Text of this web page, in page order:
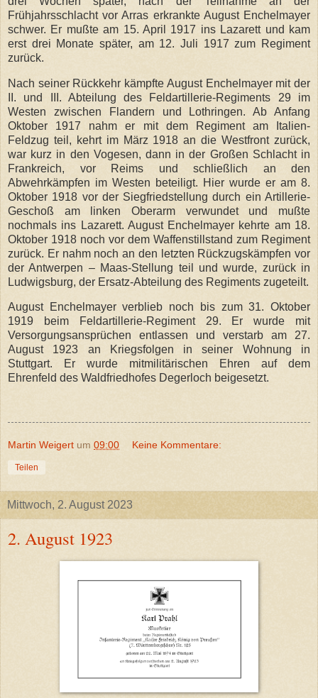
Frühjahrsschlacht vor Arras erkrankte August Enchelmayer
schwer. Er mußte am 15. April 1917 ins Lazarett und kam
erst drei Monate später, am 12. Juli 1917 zum Regiment
zurück.
Nach seiner Rückkehr kämpfte August Enchelmayer mit der
II. und III. Abteilung des Feldartillerie-Regiments 29 im
Westen zwischen Flandern und Lothringen. Ab Anfang
Oktober 1917 nahm er mit dem Regiment am Italien-
Feldzug teil, kehrt im März 1918 an die Westfront zurück,
war kurz in den Vogesen, dann in der Großen Schlacht in
Frankreich, vor Reims und schließlich an den
Abwehrkämpfen im Westen beteiligt. Hier wurde er am 8.
Oktober 1918 vor der Siegfriedstellung durch ein Artillerie-
Geschoß am linken Oberarm verwundet und mußte
nochmals ins Lazarett. August Enchelmayer kehrte am 18.
Oktober 1918 noch vor dem Waffenstillstand zum Regiment
zurück. Er nahm noch an den letzten Rückzugskämpfen vor
der Antwerpen – Maas-Stellung teil und wurde, zurück in
Ludwigsburg, der Ersatz-Abteilung des Regiments zugeteilt.
August Enchelmayer verblieb noch bis zum 31. Oktober
1919 beim Feldartillerie-Regiment 29. Er wurde mit
Versorgungsansprüchen entlassen und verstarb am 27.
August 1923 an Kriegsfolgen in seiner Wohnung in
Stuttgart. Er wurde mitmilitärischen Ehren auf dem
Ehrenfeld des Waldfriedhofes Degerloch beigesetzt.
Martin Weigert um 09:00 Keine Kommentare:
Teilen
Mittwoch, 2. August 2023
2. August 1923